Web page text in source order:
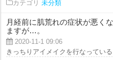
カテゴリ 未分類
月経前に肌荒れの症状が悪く
ますが…。
2020-11-1 09:06
きっちりアイメイクを行なってい